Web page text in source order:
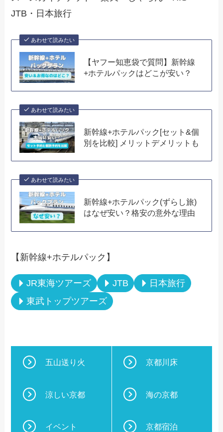
JTB・日本旅行
あわせて読みたい
【ヤフー知恵袋で質問】新幹線
+ホテルパックはどこが安い？
あわせて読みたい
新幹線+ホテルパック[セット&個
別を比較] メリットデメリットも
あわせて読みたい
新幹線+ホテルパック(ずらし旅)
はなぜ安い？格安の意外な理由
【新幹線+ホテルパック】
JR東海ツアーズ JTB
日本旅行
東武トップツアーズ
五山送り火 京都川床
涼しい京都 海の京都
イベント 京都宿泊